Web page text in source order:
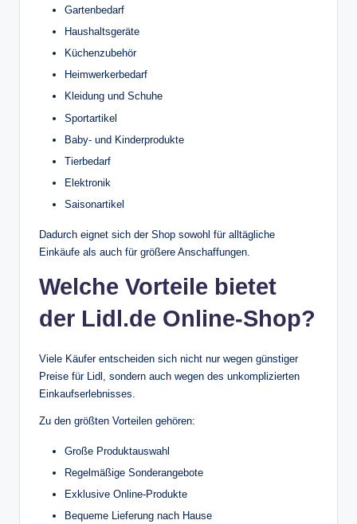
Gartenbedarf
Haushaltsgeräte
Küchenzubehör
Heimwerkerbedarf
Kleidung und Schuhe
Sportartikel
Baby- und Kinderprodukte
Tierbedarf
Elektronik
Saisonartikel
Dadurch eignet sich der Shop sowohl für alltägliche
Einkäufe als auch für größere Anschaffungen.
Welche Vorteile bietet
der Lidl.de Online-Shop?
Viele Käufer entscheiden sich nicht nur wegen günstiger
Preise für Lidl, sondern auch wegen des unkomplizierten
Einkaufserlebnisses.
Zu den größten Vorteilen gehören:
Große Produktauswahl
Regelmäßige Sonderangebote
Exklusive Online-Produkte
Bequeme Lieferung nach Hause